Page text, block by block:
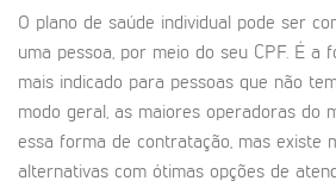
O plano de saúde individual pode ser
uma pessoa, por meio do seu CPF. É a
mais indicado para pessoas que não
modo geral, as maiores operadoras do
essa forma de contratação, mas existe
alternativas com ótimas opções de